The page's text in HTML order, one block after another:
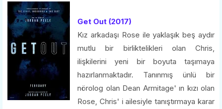
Get Out (2017)
Kız arkadaşı Rose ile yaklaşık beş aydır
mutlu bir birliktelikleri olan Chris,
ilişkilerini yeni bir boyuta taşımaya
hazırlanmaktadır. Tanınmış ünlü bir
nörolog olan Dean Armitage' ın kızı olan
Rose, Chris' i ailesiyle tanıştırmaya karar